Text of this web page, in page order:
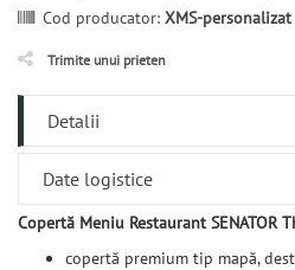
Cod producator: XMS-personalizat
Trimite unui prieten
Detalii
Date logistice
Copertă Meniu Restaurant SENATOR
copertă premium tip mapă,